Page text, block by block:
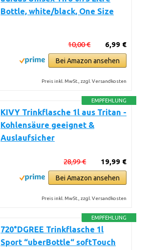
Bottle, white/black, One Size
6,99 €
10,00 €
Bei Amazon ansehen
Preis inkl. MwSt., zzgl. Versandkosten
EMPFEHLUNG
KIVY Trinkflasche 1l aus Tritan -
Kohlensäure geeignet &
Auslaufsicher
19,99 €
28,99 €
Bei Amazon ansehen
Preis inkl. MwSt., zzgl. Versandkosten
EMPFEHLUNG
720°DGREE Trinkflasche 1l
Sport “uberBottle“ softTouch